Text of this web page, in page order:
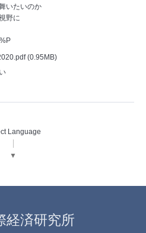
いたいのか
野に
(0.95MB)
Language
▼
経済研究所